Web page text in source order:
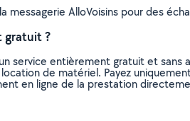
messagerie AlloVoisins pour des
gratuit ?
service entièrement gratuit et
de matériel. Payez
en ligne de la prestation